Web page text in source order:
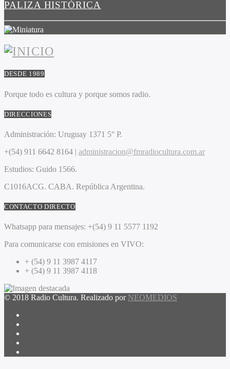
PALIZA HISTÓRICA
DESDE 1989
Porque todo es cultura y porque somos radio.
DIRECCIONES
Administración: Uruguay 1371 5° P.
+(54) 911 6642 8164 | administracion@fmradiocultura.com.ar
Estudios: Guido 1566.
C1016ACG. CABA. República Argentina.
CONTACTO DIRECTO
Whatsapp para mensajes: +(54) 9 11 5577 1192
Para comunicarse con emisiones en VIVO:
+ (54) 9 11 3987 4117
+ (54) 9 11 3987 4118
© 2018 Radio Cultura. Realizado por NEOMEDIOS